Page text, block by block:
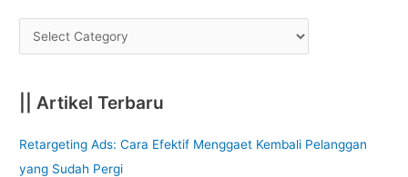
|| Artikel Terbaru
Retargeting Ads: Cara Efektif Menggaet Kembali Pelanggan
yang Sudah Pergi